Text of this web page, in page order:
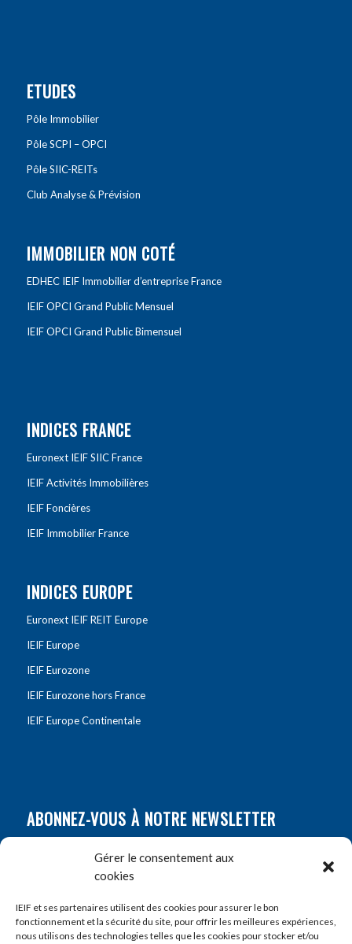
Gérer le consentement aux
cookies
IEIF et ses partenaires utilisent des cookies pour assurer le bon
fonctionnement et la sécurité du site, pour offrir les meilleures expériences,
nous utilisons des technologies telles que les cookies pour stocker et/ou
ETUDES
Pôle Immobilier
Pôle SCPI – OPCI
Pôle SIIC-REITs
Club Analyse & Prévision
IMMOBILIER NON COTÉ
EDHEC IEIF Immobilier d’entreprise France
IEIF OPCI Grand Public Mensuel
IEIF OPCI Grand Public Bimensuel
INDICES FRANCE
Euronext IEIF SIIC France
IEIF Activités Immobilières
IEIF Foncières
IEIF Immobilier France
INDICES EUROPE
Euronext IEIF REIT Europe
IEIF Europe
IEIF Eurozone
IEIF Eurozone hors France
IEIF Europe Continentale
ABONNEZ-VOUS À NOTRE NEWSLETTER
Prénom*